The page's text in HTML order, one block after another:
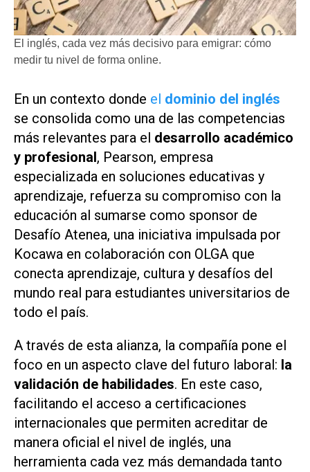
El inglés, cada vez más decisivo para emigrar: cómo
medir tu nivel de forma online.
En un contexto donde el dominio del inglés
se consolida como una de las competencias
más relevantes para el desarrollo académico
y profesional, Pearson, empresa
especializada en soluciones educativas y
aprendizaje, refuerza su compromiso con la
educación al sumarse como sponsor de
Desafío Atenea, una iniciativa impulsada por
Kocawa en colaboración con OLGA que
conecta aprendizaje, cultura y desafíos del
mundo real para estudiantes universitarios de
todo el país.
A través de esta alianza, la compañía pone el
foco en un aspecto clave del futuro laboral: la
validación de habilidades. En este caso,
facilitando el acceso a certificaciones
internacionales que permiten acreditar de
manera oficial el nivel de inglés, una
herramienta cada vez más demandada tanto